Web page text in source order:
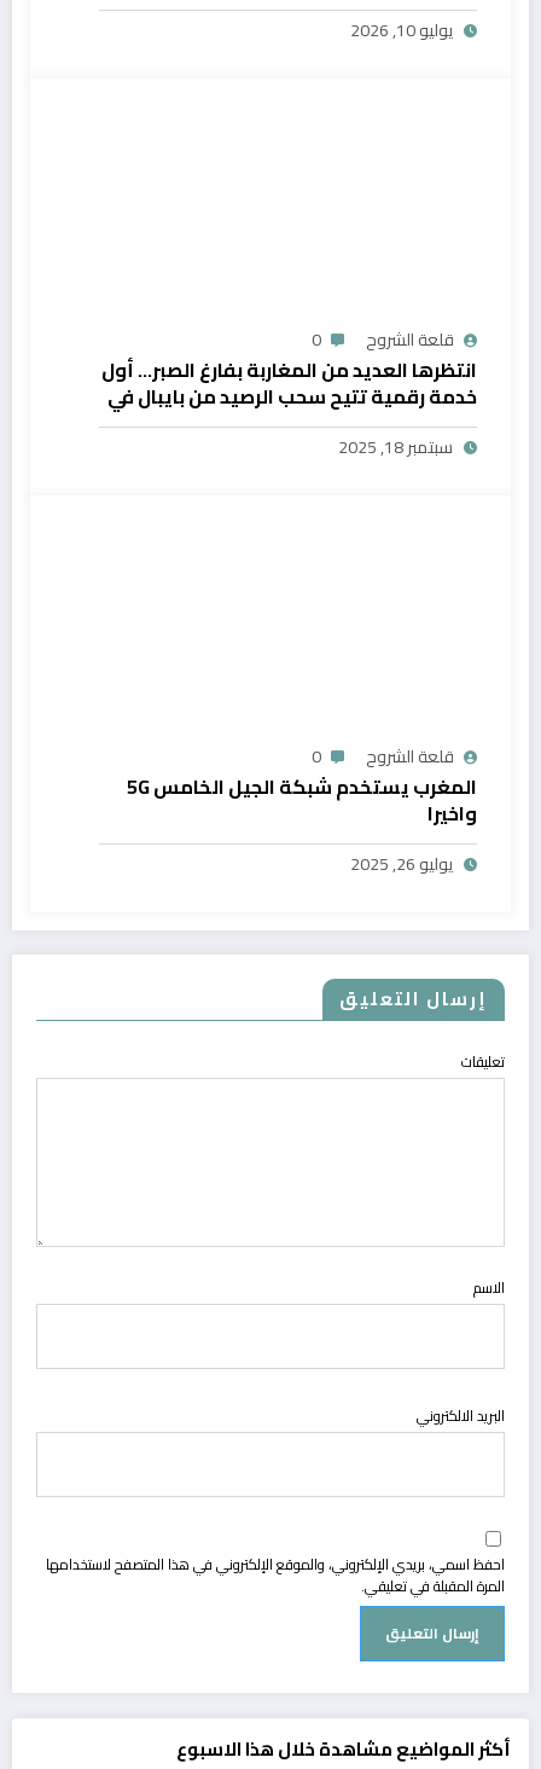
يوليو 10, 2026
قلعة الشروح 0
انتظرها العديد من المغاربة بفارغ الصبر… أول
خدمة رقمية تتيح سحب الرصيد من بايبال في
المغرب
سبتمبر 18, 2025
قلعة الشروح 0
المغرب يستخدم شبكة الجيل الخامس 5G
واخيرا
يوليو 26, 2025
إرسال التعليق
تعليقات
الاسم
البريد الالكتروني
احفظ اسمي، بريدي الإلكتروني، والموقع الإلكتروني في هذا المتصفح لاستخدامها
المرة المقبلة في تعليقي.
أكثر المواضيع مشاهدة خلال هذا الاسبوع